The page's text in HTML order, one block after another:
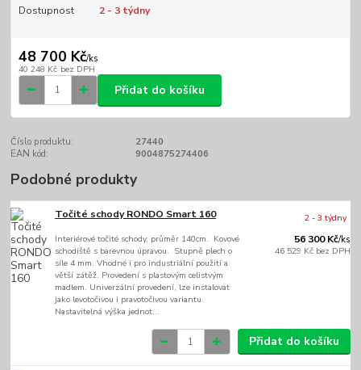
Dostupnost 2 - 3 týdny
48 700 Kč/ks
40 248 Kč bez DPH
Přidat do košíku
Číslo produktu:
27440
EAN kód:
9004875274406
Podobné produkty
Točité schody RONDO Smart 160
Interiérové točité schody, průměr 140cm. Kovové
schodiště s barevnou úpravou. Stupně plech o
síle 4 mm. Vhodné i pro industriální použití a
větší zátěž. Provedení s plastovým celistvým
madlem. Univerzální provedení, lze instalovat
jako levotočivou i pravotočivou variantu.
Nastavitelná výška jednot...
56 300 Kč/ks
46 529 Kč bez DPH
2 - 3 týdny
Přidat do košíku